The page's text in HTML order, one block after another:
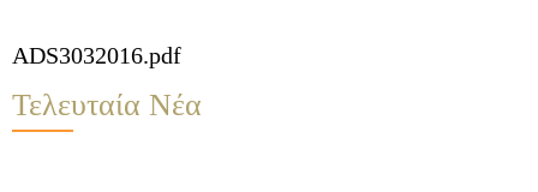
ADS3032016.pdf
Τελευταία Νέα